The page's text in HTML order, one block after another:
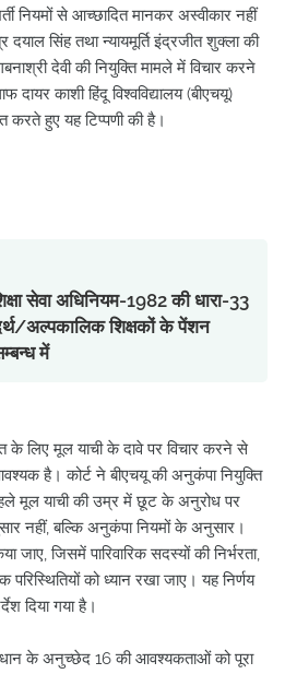
नियमों से आच्छादित मानकर अस्वीकार नहीं
दयाल सिंह तथा न्यायमूर्ति इंद्रजीत शुक्ला की
देवी की नियुक्ति मामले में विचार करने
काशी हिंदू विश्वविद्यालय (बीएचयू)
करते हुए यह टिप्पणी की है।
सेवा अधिनियम-1982 की धारा-33
अल्पकालिक शिक्षकों के पेंशन
में
के लिए मूल याची के दावे पर विचार करने से
है। कोर्ट ने बीएचयू की अनुकंपा नियुक्ति
मूल याची की उम्र में छूट के अनुरोध पर
नहीं, बल्कि अनुकंपा नियमों के अनुसार।
जाए, जिसमें पारिवारिक सदस्यों की निर्भरता,
परिस्थितियों को ध्यान रखा जाए। यह निर्णय
दिया गया है।
के अनुच्छेद 16 की आवश्यकताओं को पूरा